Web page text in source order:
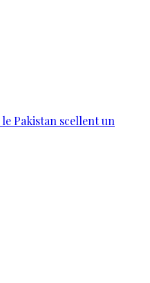
Pakistan scellent un